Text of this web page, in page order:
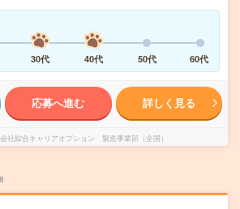
30代 40代 50代 60代
応募へ進む 詳しく見る
社綜合キャリアオプション 製造事業部（全国）